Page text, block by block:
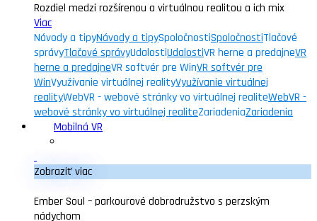
Rozdiel medzi rozšírenou a virtuálnou realitou a ich mix
Viac
Návody a tipyNávody a tipySpoločnostiSpoločnostiTlačové
správyTlačové správyUdalostiUdalostiVR herne a predajneVR
herne a predajneVR softvér pre WinVR softvér pre
WinVyužívanie virtuálnej realityVyužívanie virtuálnej
realityWebVR - webové stránky vo virtuálnej realiteWebVR -
webové stránky vo virtuálnej realiteZariadeniaZariadenia
Mobilná VR
Zobraziť viac
Ember Soul – parkourové dobrodružstvo s perzským
nádychom